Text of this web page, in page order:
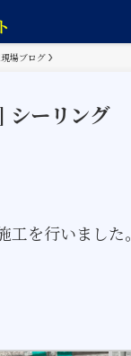
場ブログ
シーリング
を行いました。